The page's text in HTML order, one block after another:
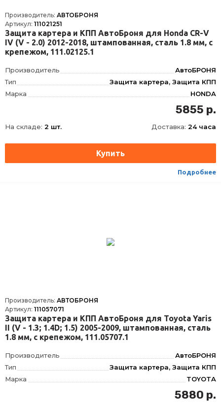
Производитель: АВТОБРОНЯ
Артикул: 111021251
Защита картера и КПП АвтоБроня для Honda CR-V
IV (V - 2.0) 2012-2018, штампованная, сталь 1.8 мм, с
крепежом, 111.02125.1
Производитель
АвтоБРОНЯ
Тип
Защита картера, Защита КПП
Марка
HONDA
CR-V
2012-, 2012-2018
Материал
Сталь, Сталь
Объём двигателя
V - 2.0
Крепеж в комплекте
5855 р.
На складе: 2 шт. Доставка: 24 часа
Подробнее
Производитель: АВТОБРОНЯ
Артикул: 111057071
Защита картера и КПП АвтоБроня для Toyota Yaris
II (V - 1.3; 1.4D; 1.5) 2005-2009, штампованная, сталь
1.8 мм, с крепежом, 111.05707.1
Производитель
АвтоБРОНЯ
Тип
Защита картера, Защита КПП
Марка
TOYOTA
YARIS, RACTIS
2005-2008, 2005-2010, 2005-2009
5880 р.